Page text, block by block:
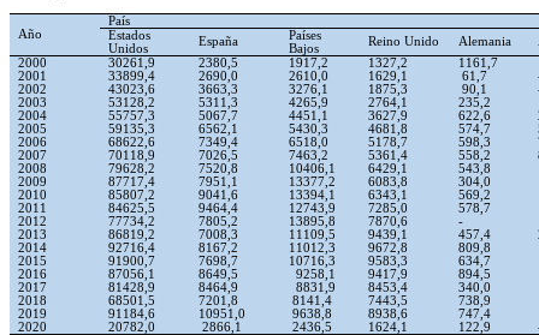
Año
País
Estados
Unidos
España
Países
Bajos
Reino Unido Alemania
2000
30261,9 2380,5 1917,2 1327,2
1161,7
2001
33899,4 2690,0 2610,0 1629,1 61,7
2002
43023,6 3663,3 3276,1 1875,3 90,1
2003
53128,2 5311,3 4265,9 2764,1
235,2
2004
55757,3 5067,7 4451,1 3627,9 622,6
2005
59135,3 6562,1 5430,3 4681,8 574,7
2006
68622,6 7349,4 6518,0 5178,7 598,3
2007
70118,9 7026,5 7463,2 5361,4 558,2
2008
79628,2 7520,8 10406,1 6429,1 543,8
2009
87717,4 7951,1 13377,2 6083,8 304,0
2010
85807,2 9041,6 13394,1 6343,1 569,2
2011
84625,5 9464,4 12743,9 7285,0 578,7
2012
77734,2 7805,2 13895,8 7870,6 -
2013
86819,2 7008,3 11109,5 9439,1 457,4
2014
92716,4 8167,2 11012,3 9672,8 809,8
2015
91900,7 7698,7 10716,3 9583,3 634,7
2016
87056,1 8649,5 9258,1 9417,9
894,5
2017
81428,9 8464,9 8831,9 8453,4 340,0
2018
68501,5 7201,8 8141,4 7443,5 738,9
2019
91184,6 10951,0 9638,8 8938,6
747,4
2020
20782,0 2866,1 2436,5 1624,1 122,9